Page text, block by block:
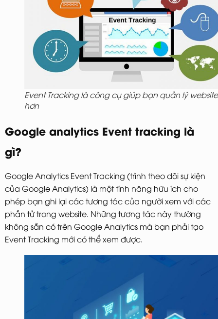
Event Tracking là công cụ giúp bạn quản lý
hơn
Google analytics Event tracking là
gì?
Google Analytics Event Tracking (trình theo dõi sự kiện
của Google Analytics) là một tính năng hữu ích cho
phép bạn ghi lại các tương tác của người xem với các
phần tử trong website. Những tương tác này thường
không sẵn có trên Google Analytics mà bạn phải tạo
Event Tracking mới có thể xem được.